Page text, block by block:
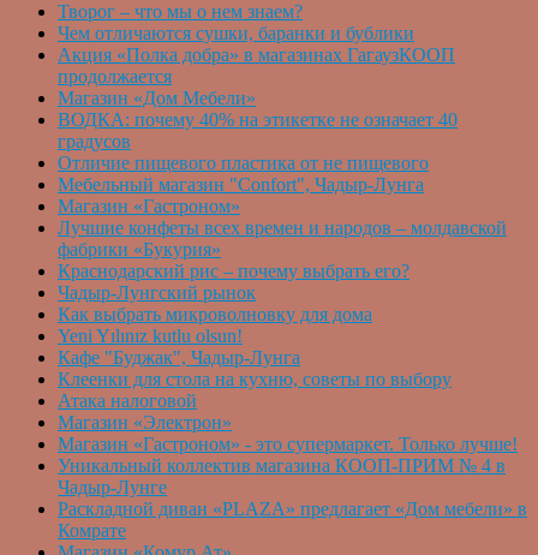
Творог – что мы о нем знаем?
Чем отличаются сушки, баранки и бублики
Акция «Полка добра» в магазинах ГагаузКООП
продолжается
Магазин «Дом Мебели»
ВОДКА: почему 40% на этикетке не означает 40
градусов
Отличие пищевого пластика от не пищевого
Мебельный магазин "Confort", Чадыр-Лунга
Магазин «Гастроном»
Лучшие конфеты всех времен и народов – молдавской
фабрики «Букурия»
Краснодарский рис – почему выбрать его?
Чадыр-Лунгский рынок
Как выбрать микроволновку для дома
Yeni Yılınız kutlu olsun!
Кафе "Буджак", Чадыр-Лунга
Клеенки для стола на кухню, советы по выбору
Атака налоговой
Магазин «Электрон»
Магазин «Гастроном» - это супермаркет. Только лучше!
Уникальный коллектив магазина КООП-ПРИМ № 4 в
Чадыр-Лунге
Раскладной диван «PLAZA» предлагает «Дом мебели» в
Комрате